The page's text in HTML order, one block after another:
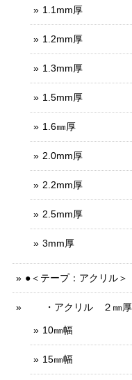
1.1mm厚
1.2mm厚
1.3mm厚
1.5mm厚
1.6㎜厚
2.0mm厚
2.2mm厚
2.5mm厚
3mm厚
●＜テープ：アクリル＞
・アクリル ２㎜
10㎜幅
15㎜幅